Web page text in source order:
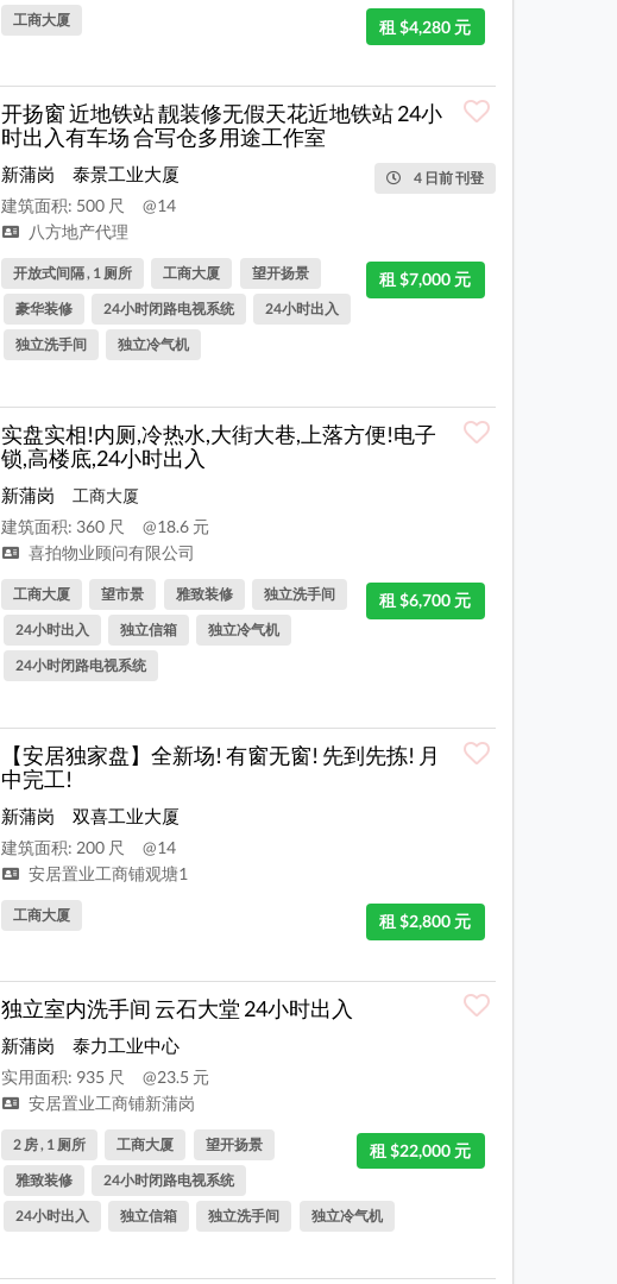
租 $4,280 元
工商大厦
开扬窗 近地铁站 靓装修无假天花近地铁站 24小
时出入有车场 合写仓多用途工作室
4 日前 刊登
新蒲岗 泰景工业大厦
建筑面积: 500 尺
@14
八方地产代理
租 $7,000 元
开放式间隔 , 1 厕所 工商大厦
望开扬景
豪华装修
24小时闭路电视系统
24小时出入
独立洗手间
独立冷气机
实盘实相!内厕,冷热水,大街大巷,上落方便!电子
锁,高楼底,24小时出入
新蒲岗
工商大厦
建筑面积: 360 尺
@18.6 元
喜拍物业顾问有限公司
租 $6,700 元
工商大厦 望市景 雅致装修
独立洗手间
24小时出入
独立信箱
独立冷气机
24小时闭路电视系统
【安居独家盘】全新场! 有窗无窗! 先到先拣! 月
中完工!
新蒲岗 双喜工业大厦
建筑面积: 200 尺
@14
安居置业工商铺观塘1
租 $2,800 元
工商大厦
独立室内洗手间 云石大堂 24小时出入
新蒲岗 泰力工业中心
实用面积: 935 尺
@23.5 元
安居置业工商铺新蒲岗
租 $22,000 元
2 房 , 1 厕所 工商大厦
望开扬景
雅致装修
24小时闭路电视系统
24小时出入
独立信箱 独立洗手间 独立冷气机